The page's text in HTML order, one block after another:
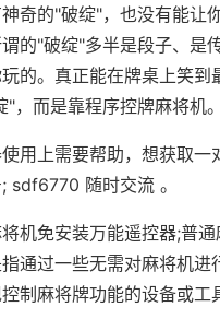
奇的"破绽"，也没有能让
的"破绽"多半是段子、是
的。真正能在牌桌上笑到
，而是靠程序控牌麻将机。
用上需要帮助，想获取一
sdf6770 随时交流 。
机免安装万能遥控器;普
通过一些无需对麻将机进
制麻将牌功能的设备或工